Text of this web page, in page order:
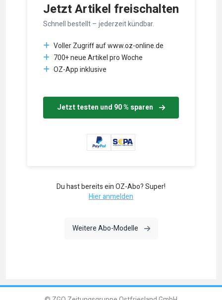
Jetzt Artikel freischalten
Schnell bestellt – jederzeit kündbar.
Voller Zugriff auf www.oz-online.de
700+ neue Artikel pro Woche
OZ-App inklusive
Jetzt testen und 90 % sparen
Du hast bereits ein OZ-Abo? Super!
Hier anmelden
Weitere Abo-Modelle